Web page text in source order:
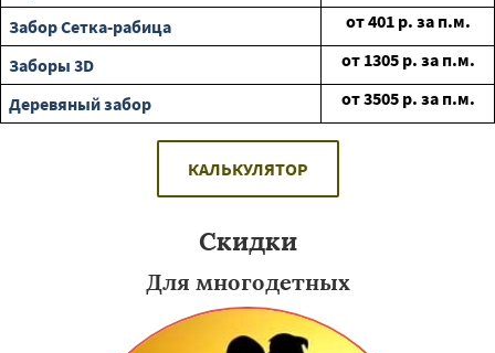
Забор Сетка-рабица
от401 р. за п.м.
Заборы 3D
от 1305 р. за п.м.
Деревяный забор
от3505 р. за п.м.
КАЛЬКУЛЯТОР
Скидки
Для многодетных